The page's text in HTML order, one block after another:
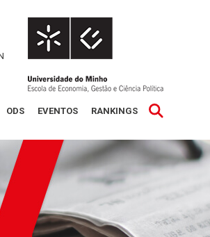
ODS EVENTOS RANKINGS